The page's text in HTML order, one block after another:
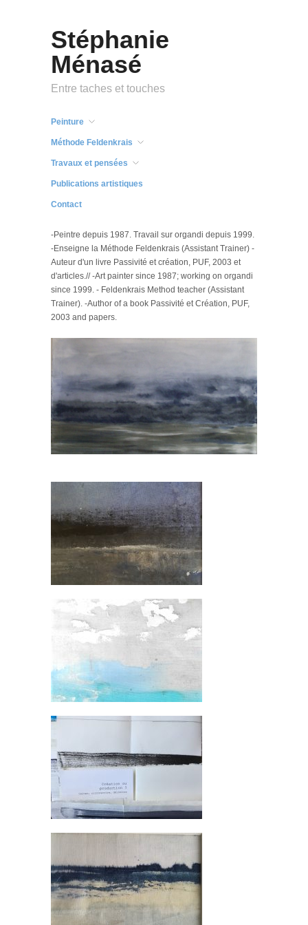
Stéphanie
Ménasé
Entre taches et touches
Peinture
Méthode Feldenkrais
Travaux et pensées
Publications artistiques
Contact
-Peintre depuis 1987. Travail sur organdi depuis 1999.
-Enseigne la Méthode Feldenkrais (Assistant Trainer) -
Auteur d'un livre Passivité et création, PUF, 2003 et
d'articles.// -Art painter since 1987; working on organdi
since 1999. - Feldenkrais Method teacher (Assistant
Trainer). -Author of a book Passivité et Création, PUF,
2003 and papers.